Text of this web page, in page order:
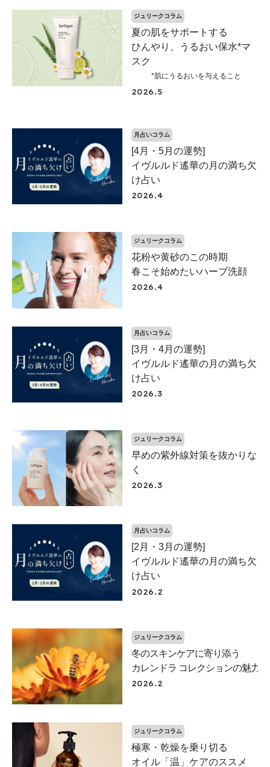
ジュリークコラム
夏の肌をサポートする
ひんやり、うるおい保水*マ
スク
*肌にうるおいを与えること
2026.5
月占いコラム
[4月・5月の運勢]
イヴルルド遙華の月の満ち欠
け占い
2026.4
ジュリークコラム
花粉や黄砂のこの時期
春こそ始めたいハーブ洗顔
2026.4
月占いコラム
[3月・4月の運勢]
イヴルルド遙華の月の満ち欠
け占い
2026.3
ジュリークコラム
早めの紫外線対策を抜かりな
く
2026.3
月占いコラム
[2月・3月の運勢]
イヴルルド遙華の月の満ち欠
け占い
2026.2
ジュリークコラム
冬のスキンケアに寄り添う
カレンドラ コレクションの魅力
2026.2
ジュリークコラム
極寒・乾燥を乗り切る
オイル「温」ケアのススメ